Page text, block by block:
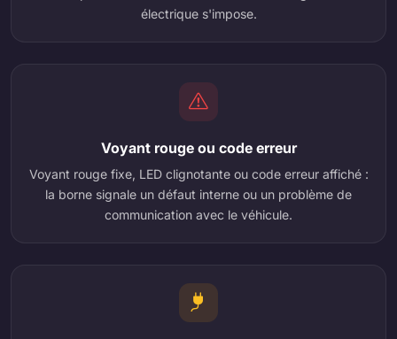
électrique s'impose.
Voyant rouge ou code erreur
Voyant rouge fixe, LED clignotante ou code erreur affiché :
la borne signale un défaut interne ou un problème de
communication avec le véhicule.